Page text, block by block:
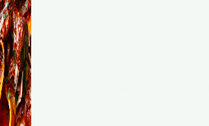
tour de bras, tour de poitrine… Car
Cela peut vous donner du baume au
.
les calories des aliments
qui rendra tout rééquilibrage